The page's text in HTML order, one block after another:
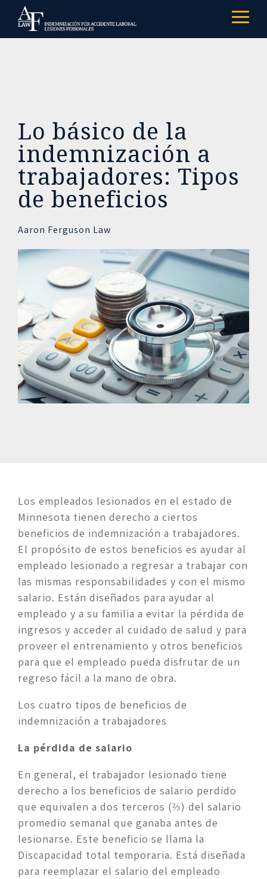
main
Lo básico de la
indemnización a
trabajadores: Tipos
de beneficios
Aaron Ferguson Law
Los empleados lesionados en el estado de
Minnesota tienen derecho a ciertos
beneficios de indemnización a trabajadores.
El propósito de estos beneficios es ayudar al
empleado lesionado a regresar a trabajar con
las mismas responsabilidades y con el mismo
salario. Están diseñados para ayudar al
empleado y a su familia a evitar la pérdida de
ingresos y acceder al cuidado de salud y para
proveer el entrenamiento y otros beneficios
para que el empleado pueda disfrutar de un
regreso fácil a la mano de obra.
Los cuatro tipos de beneficios de
indemnización a trabajadores
La pérdida de salario
En general, el trabajador lesionado tiene
derecho a los beneficios de salario perdido
que equivalen a dos terceros (⅔) del salario
promedio semanal que ganaba antes de
lesionarse. Este beneficio se llama la
Discapacidad total temporaria. Está diseñada
para reemplazar el salario del empleado